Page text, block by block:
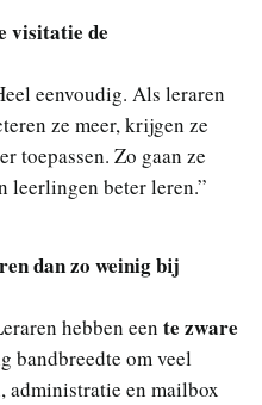
visitatie de
eenvoudig. Als leraren
ze meer, krijgen ze
toepassen. Zo gaan ze
leerlingen beter leren.”
dan zo weinig bij
hebben een te zware
bandbreedte om veel
administratie en mailbox